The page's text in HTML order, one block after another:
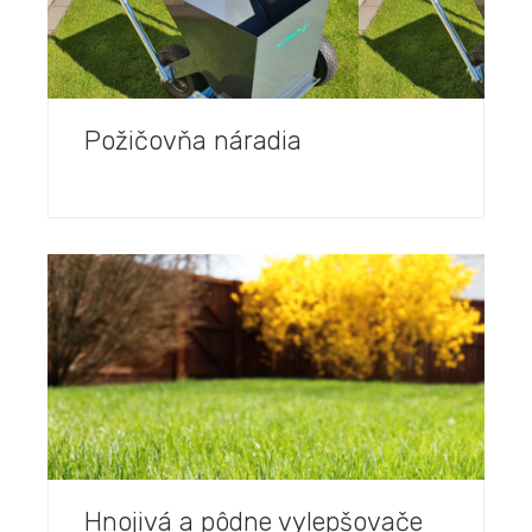
malé stavby aj veľké projekty.
Špičková logistika a Big-Bag
sypaný materiál, ale aj čisté a
tam, kde ho potrebujete.
Kvalita bez kompromisov:Naša
ponuka zahŕňa certifikované dunajské
štrky, drvené kamenivo (makadamy)
rôznych frakcií, gabionové systémy a
kvalitnú betonársku oceľ.
že každá stavba je jedinečná. Našim
Požičovňa náradia
Hnojivá a pôdne vylepšovače